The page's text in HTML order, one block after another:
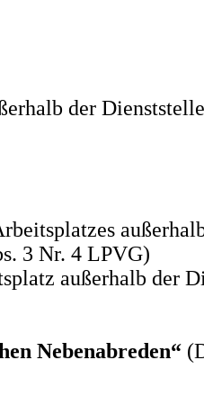
der
3 Nr. 4 LPVG)
außerhalb der
Nebenabreden“